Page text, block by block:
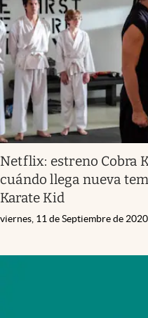
Netflix: estreno Cobra
cuándo llega nueva
Karate Kid
viernes, 11 de Septiembre de 2020